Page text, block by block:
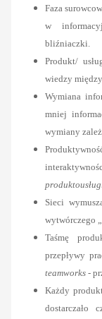
Faza
w
bliźniaczki.
Produkt/
wiedzy
Wymiana
mniej
wymiany
Sieci
wytwórczego
Taśmę
przepływy
teamworks -
Każdy
dostarczało